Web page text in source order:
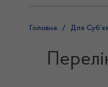
Головна / Для